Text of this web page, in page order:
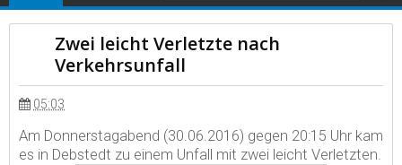
Zwei leicht Verletzte nach
Verkehrsunfall
05:03
Am Donnerstagabend (30.06.2016) gegen 20:15 Uhr kam
es in Debstedt zu einem Unfall mit zwei leicht Verletzten.